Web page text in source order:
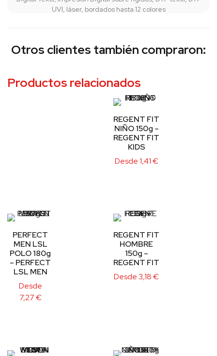
UVI, láser, bordados hasta 12 colores
Otros clientes también compraron:
Productos relacionados
REGENT FIT
NIÑO 150g –
REGENT FIT
KIDS
Desde1,41€
PERFECT
MEN LSL
POLO 180g
– PERFECT
LSL MEN
Desde
7,27€
REGENT FIT
HOMBRE
150g –
REGENT FIT
Desde3,18€